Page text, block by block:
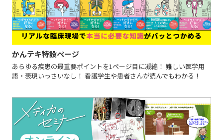
かんテキ特設ページ
あらゆる疾患の最重要ポイントを1ページ目に凝縮！ 難しい医学用
語・表現いっさいなし！ 看護学生や患者さんが読んでもわかる！